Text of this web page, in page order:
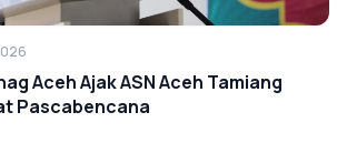
Aceh Ajak ASN Aceh Tamiang
Pascabencana